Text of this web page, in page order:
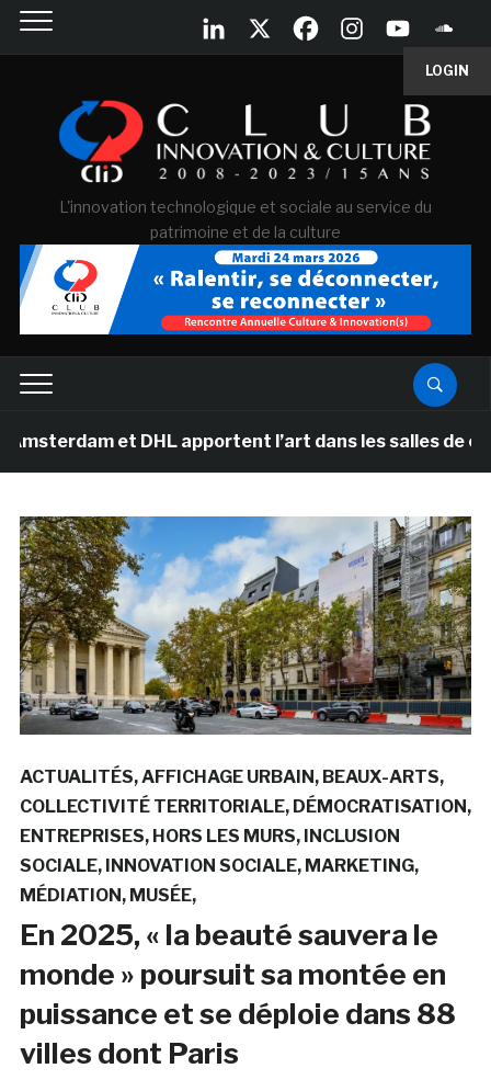
LOGIN
L'innovation technologique et sociale au service du
patrimoine et de la culture
et DHL apportent l’art dans les salles de classe
ACTUALITÉS AFFICHAGE URBAIN BEAUX-ARTS
COLLECTIVITÉ TERRITORIALE DÉMOCRATISATION
ENTREPRISES HORS LES MURS INCLUSION
SOCIALE INNOVATION SOCIALE MARKETING
MÉDIATION MUSÉE
En 2025, « la beauté sauvera le
monde » poursuit sa montée en
puissance et se déploie dans 88
villes dont Paris